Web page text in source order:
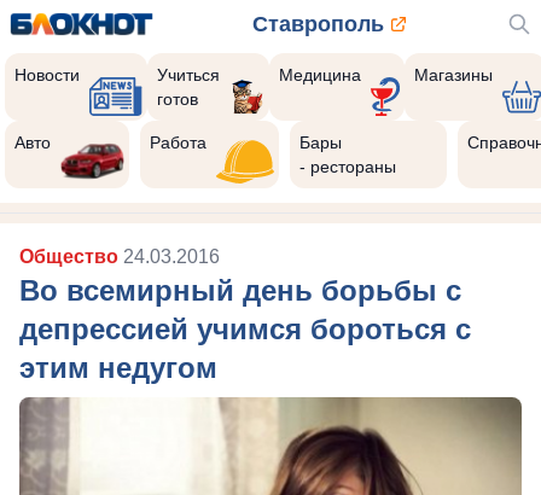
Ставрополь
Новости
Учиться
готов
Медицина Магазины
Авто Работа
Бары
- рестораны
Общество 24.03.2016
Во всемирный день борьбы с
депрессией учимся бороться с
этим недугом